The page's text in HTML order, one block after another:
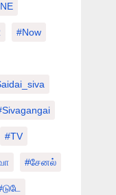
#Now
#TV
#சேனல்